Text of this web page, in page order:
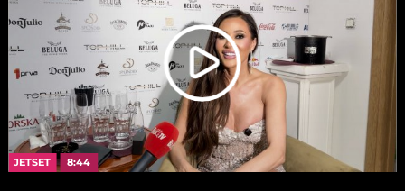
JETSET 8:44